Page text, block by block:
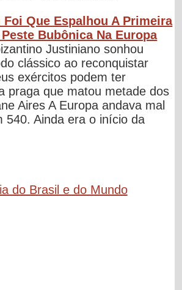
Foi Que Espalhou A Primeira
Bubônica Na Europa
Justiniano sonhou
clássico ao reconquistar
exércitos podem ter
praga que matou metade dos
Aires A Europa andava mal
540. Ainda era o início da
do Brasil e do Mundo